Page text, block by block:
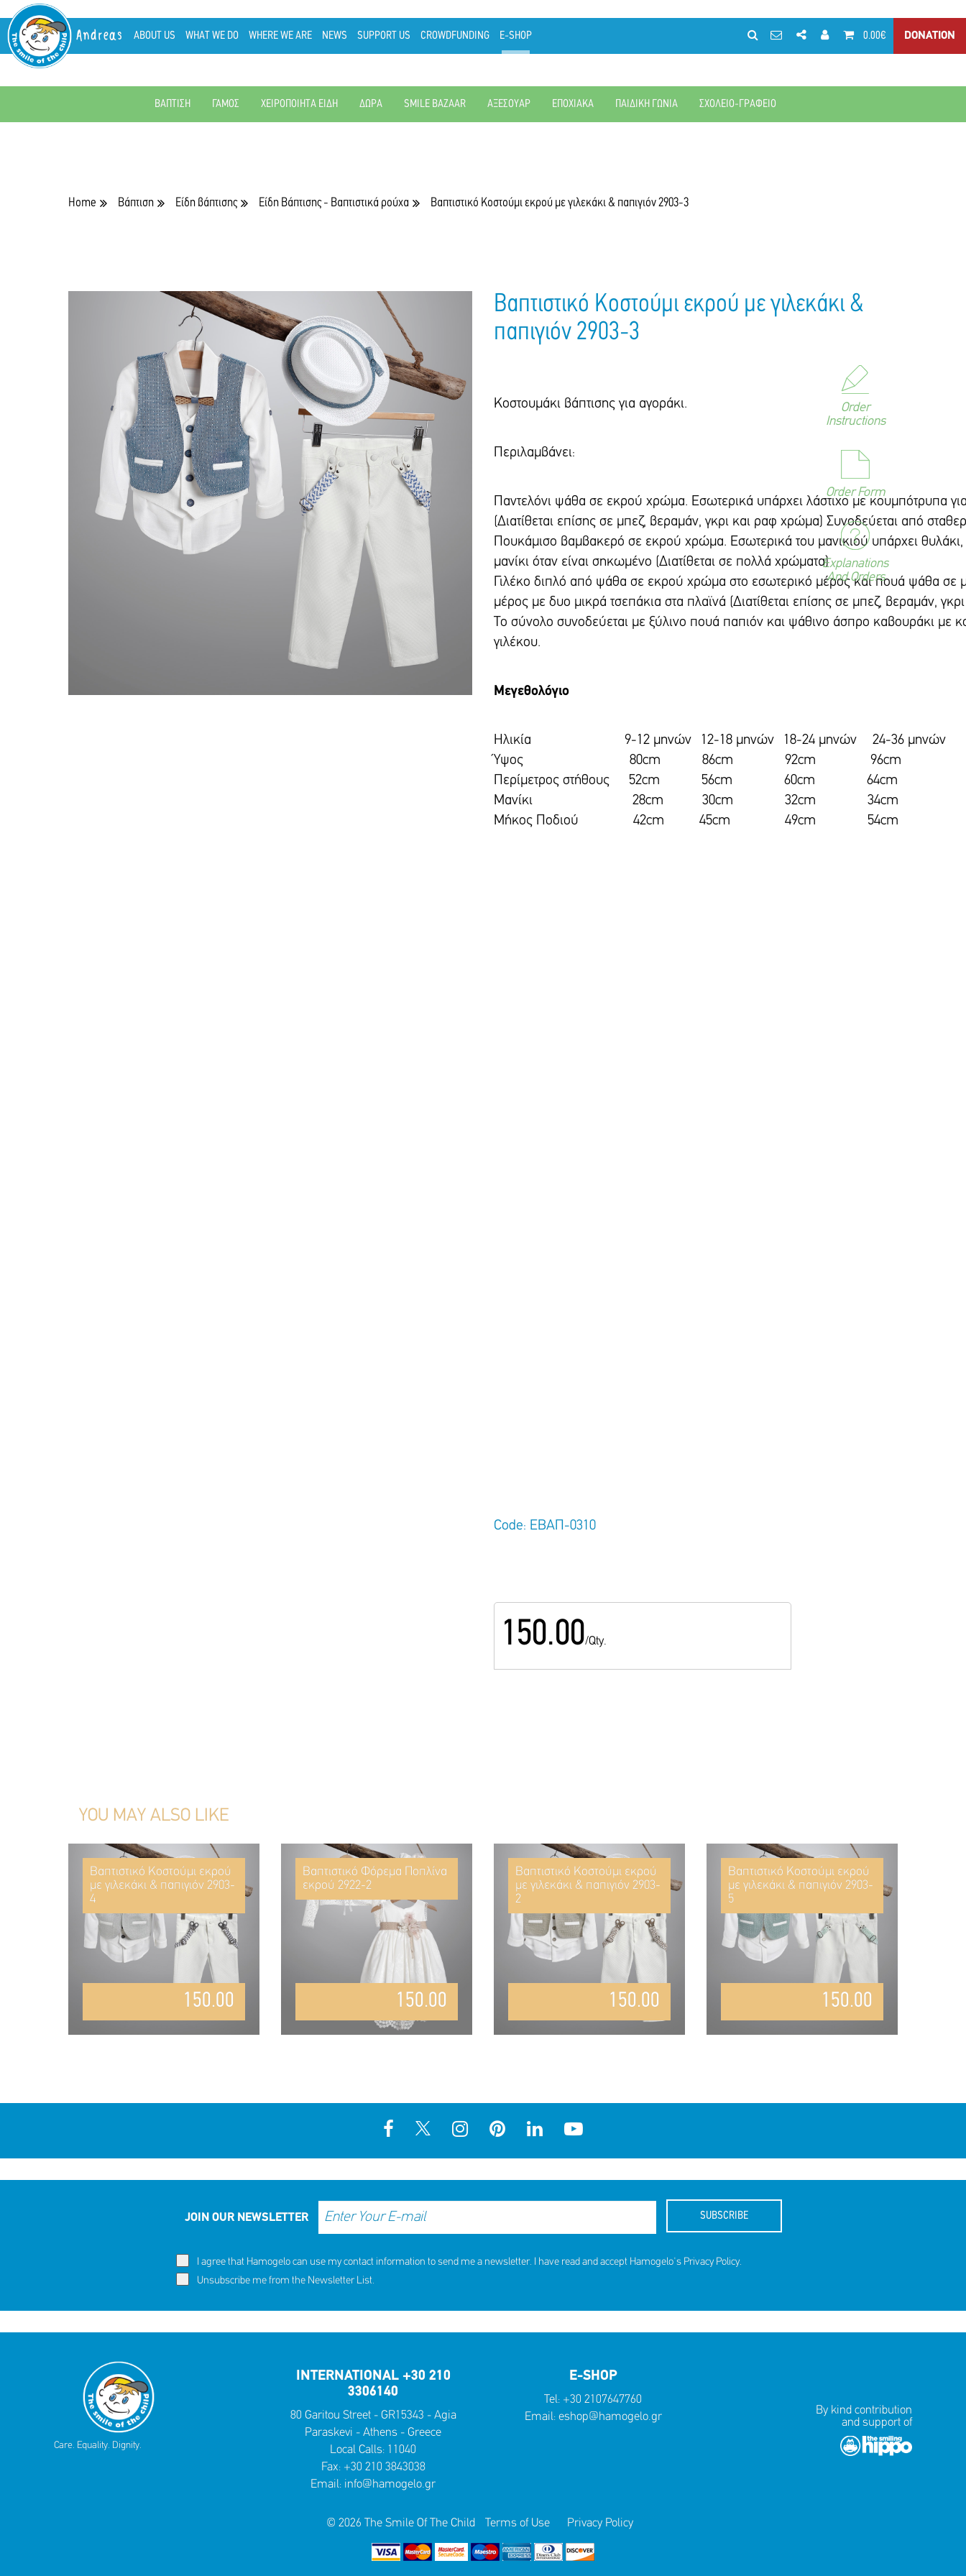
Andreas ABOUT US WHAT WE DO WHERE WE ARE NEWS SUPPORT US CROWDFUNDING E-SHOP 0.00€ DONATION
ΒΑΠΤΙΣΗ ΓΑΜΟΣ ΧΕΙΡΟΠΟΙΗΤΑ ΕΙΔΗ ΔΩΡΑ SMILE BAZAAR ΑΞΕΣΟΥΑΡ ΕΠΟΧΙΑΚΑ ΠΑΙΔΙΚΗ ΓΩΝΙΑ ΣΧΟΛΕΙΟ-ΓΡΑΦΕΙΟ
Home Βάπτιση Είδη βάπτισης Είδη Βάπτισης - Βαπτιστικά ρούχα Βαπτιστικό Κοστούμι εκρού με γιλεκάκι & παπιγιόν 2903-3
Βαπτιστικό Κοστούμι εκρού με γιλεκάκι &
παπιγιόν 2903-3
Κοστουμάκι βάπτισης για αγοράκι.
Περιλαμβάνει:
Παντελόνι ψάθα σε εκρού χρώμα. Εσωτερικά υπάρχει λάστιχο με κουμπότρυπα
(Διατίθεται επίσης σε μπεζ, βεραμάν, γκρι και ραφ χρώμα) Συνοδεύεται από
Πουκάμισο βαμβακερό σε εκρού χρώμα. Εσωτερικά του μανικιού υπάρχει θυλάκι,
μανίκι όταν είναι σηκωμένο (Διατίθεται σε πολλά χρώματα)
Γιλέκο διπλό από ψάθα σε εκρού χρώμα στο εσωτερικό μέρος και πουά ψάθα σε
μέρος με δυο μικρά τσεπάκια στα πλαϊνά (Διατίθεται επίσης σε μπεζ, βεραμάν,
Το σύνολο συνοδεύεται με ξύλινο πουά παπιόν και ψάθινο άσπρο καβουράκι με
γιλέκου.
Μεγεθολόγιο
Ηλικία 9-12 μηνών 12-18 μηνών 18-24 μηνών 24-36 μηνών
Ύψος 80cm 86cm 92cm 96cm
Περίμετρος στήθους 52cm 56cm 60cm 64cm
Μανίκι 28cm 30cm 32cm 34cm
Μήκος Ποδιού 42cm 45cm 49cm 54cm
Code: ΕΒΑΠ-0310
150.00/Qty.
Order
Instructions
Order Form
Explanations
And Orders
YOU MAY ALSO LIKE
Βαπτιστικό Κοστούμι εκρού
με γιλεκάκι & παπιγιόν 2903-
4
150.00
Βαπτιστικό Φόρεμα Ποπλίνα
εκρού 2922-2
150.00
Βαπτιστικό Κοστούμι εκρού
με γιλεκάκι & παπιγιόν 2903-
2
150.00
Βαπτιστικό Κοστούμι εκρού
με γιλεκάκι & παπιγιόν 2903-
5
150.00
JOIN OUR NEWSLETTER SUBSCRIBE
I agree that Hamogelo can use my contact information to send me a newsletter. I have read and accept Hamogelo's Privacy Policy.
Unsubscribe me from the Newsletter List.
Care. Equality. Dignity.
INTERNATIONAL +30 210
3306140
80 Garitou Street - GR15343 - Agia
Paraskevi - Athens - Greece
Local Calls: 11040
Fax: +30 210 3843038
Email: info@hamogelo.gr
E-SHOP
Tel: +30 2107647760
Email: eshop@hamogelo.gr
By kind contribution
and support of
© 2026 The Smile Of The Child Terms of Use Privacy Policy